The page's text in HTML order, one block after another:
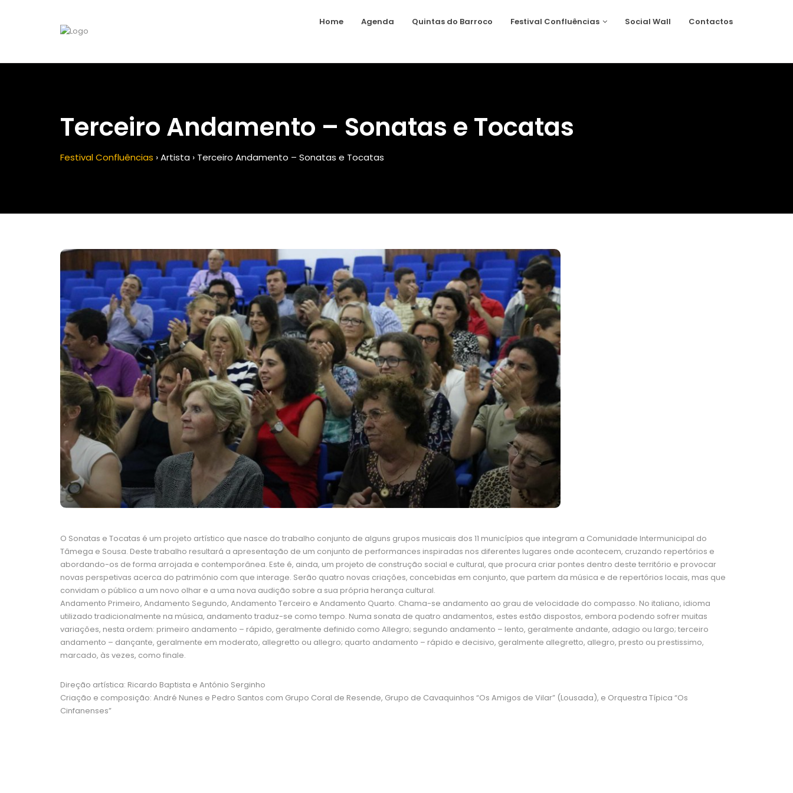
Home Agenda Quintas do Barroco Festival Confluências Social Wall Contactos
Terceiro Andamento – Sonatas e Tocatas
Festival Confluências ›Artista › Terceiro Andamento – Sonatas e Tocatas
O Sonatas e Tocatas é um projeto artístico que nasce do trabalho conjunto de alguns grupos musicais dos 11 municípios que integram a Comunidade Intermunicipal do
Tâmega e Sousa. Deste trabalho resultará a apresentação de um conjunto de performances inspiradas nos diferentes lugares onde acontecem, cruzando repertórios e
abordando-os de forma arrojada e contemporânea. Este é, ainda, um projeto de construção social e cultural, que procura criar pontes dentro deste território e provocar
novas perspetivas acerca do património com que interage. Serão quatro novas criações, concebidas em conjunto, que partem da música e de repertórios locais, mas que
convidam o público a um novo olhar e a uma nova audição sobre a sua própria herança cultural.
Andamento Primeiro, Andamento Segundo, Andamento Terceiro e Andamento Quarto. Chama-se andamento ao grau de velocidade do compasso. No italiano, idioma
utilizado tradicionalmente na música, andamento traduz-se como tempo. Numa sonata de quatro andamentos, estes estão dispostos, embora podendo sofrer muitas
variações, nesta ordem: primeiro andamento – rápido, geralmente definido como Allegro; segundo andamento – lento, geralmente andante, adagio ou largo; terceiro
andamento – dançante, geralmente em moderato, allegretto ou allegro; quarto andamento – rápido e decisivo, geralmente allegretto, allegro, presto ou prestissimo,
marcado, às vezes, como finale.
Direção artística: Ricardo Baptista e António Serginho
Criação e composição: André Nunes e Pedro Santos com Grupo Coral de Resende, Grupo de Cavaquinhos “Os Amigos de Vilar” (Lousada), e Orquestra Típica “Os
Cinfanenses”